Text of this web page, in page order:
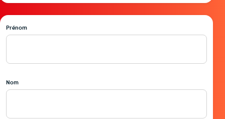
Prénom
Nom